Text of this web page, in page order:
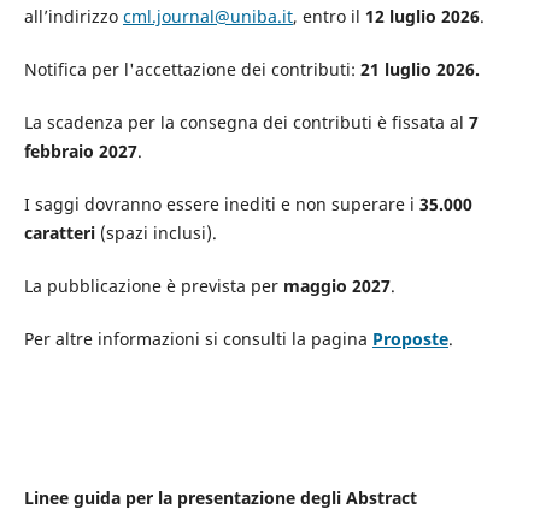
all’indirizzo cml.journal@uniba.it, entro il 12 luglio 2026.
Notifica per l'accettazione dei contributi: 21 luglio 2026.
La scadenza per la consegna dei contributi è fissata al 7
febbraio 2027.
I saggi dovranno essere inediti e non superare i 35.000
caratteri (spazi inclusi).
La pubblicazione è prevista per maggio 2027.
Per altre informazioni si consulti la pagina Proposte.
Linee guida per la presentazione degli Abstract